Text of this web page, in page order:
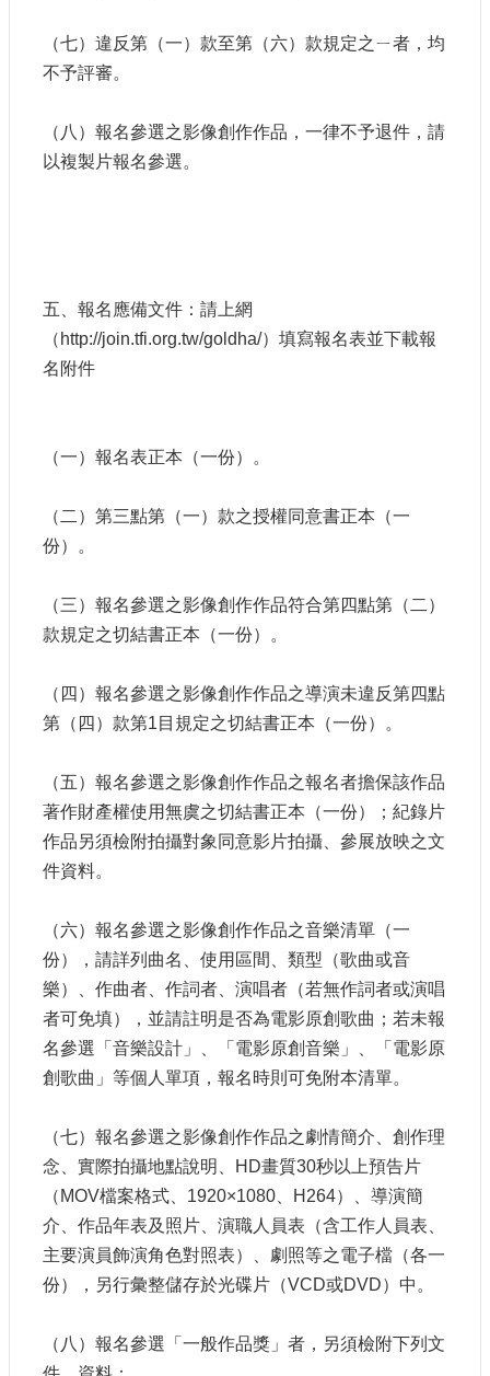
（七）違反第（一）款至第（六）款規定之ㄧ者，均
不予評審。
（八）報名參選之影像創作作品，一律不予退件，請
以複製片報名參選。
五、報名應備文件：請上網
（http://join.tfi.org.tw/goldha/）填寫報名表並下載報
名附件
（一）報名表正本（一份）。
（二）第三點第（一）款之授權同意書正本（一
份）。
（三）報名參選之影像創作作品符合第四點第（二）
款規定之切結書正本（一份）。
（四）報名參選之影像創作作品之導演未違反第四點
第（四）款第1目規定之切結書正本（一份）。
（五）報名參選之影像創作作品之報名者擔保該作品
著作財產權使用無虞之切結書正本（一份）；紀錄片
作品另須檢附拍攝對象同意影片拍攝、參展放映之文
件資料。
（六）報名參選之影像創作作品之音樂清單（一
份），請詳列曲名、使用區間、類型（歌曲或音
樂）、作曲者、作詞者、演唱者（若無作詞者或演唱
者可免填），並請註明是否為電影原創歌曲；若未報
名參選「音樂設計」、「電影原創音樂」、「電影原
創歌曲」等個人單項，報名時則可免附本清單。
（七）報名參選之影像創作作品之劇情簡介、創作理
念、實際拍攝地點說明、HD畫質30秒以上預告片
（MOV檔案格式、1920×1080、H264）、導演簡
介、作品年表及照片、演職人員表（含工作人員表、
主要演員飾演角色對照表）、劇照等之電子檔（各一
份），另行彙整儲存於光碟片（VCD或DVD）中。
（八）報名參選「一般作品獎」者，另須檢附下列文